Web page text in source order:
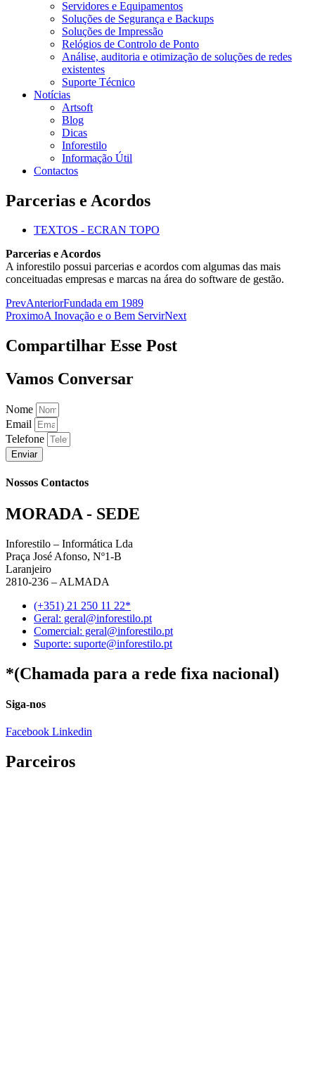
Servidores e Equipamentos
Soluções de Segurança e Backups
Soluções de Impressão
Relógios de Controlo de Ponto
Análise, auditoria e otimização de soluções de redes
existentes
Suporte Técnico
Notícias
Artsoft
Blog
Dicas
Inforestilo
Informação Útil
Contactos
Parcerias e Acordos
TEXTOS - ECRAN TOPO
Parcerias e Acordos
A inforestilo possui parcerias e acordos com algumas das mais
conceituadas empresas e marcas na área do software de gestão.
PrevAnteriorFundada em 1989
ProximoA Inovação e o Bem ServirNext
Compartilhar Esse Post
Vamos Conversar
Nome
Email
Telefone
Enviar
Nossos Contactos
MORADA - SEDE
Inforestilo – Informática Lda
Praça José Afonso, Nº1-B
Laranjeiro
2810-236 – ALMADA
(+351) 21 250 11 22*
Geral: geral@inforestilo.pt
Comercial: geral@inforestilo.pt
Suporte: suporte@inforestilo.pt
*(Chamada para a rede fixa nacional)
Siga-nos
Facebook Linkedin
Parceiros